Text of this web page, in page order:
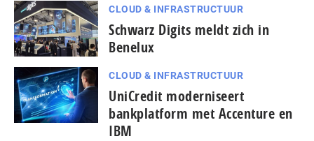
CLOUD & INFRASTRUCTUUR
Schwarz Digits meldt zich in
Benelux
CLOUD & INFRASTRUCTUUR
UniCredit moderniseert
bankplatform met Accenture en
IBM